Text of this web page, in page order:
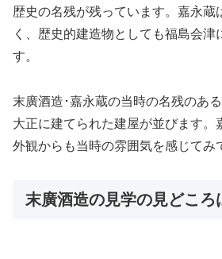
歴史の名残が残っています。嘉永蔵
く、歴史的建造物としても福島会津
す。
末廣酒造･嘉永蔵の当時の名残のあ
大正に建てられた建屋が並びます。
外観からも当時の雰囲気を感じてみ
末廣酒造の見学の見どころ